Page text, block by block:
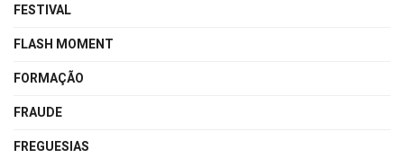
FESTIVAL
FLASH MOMENT
FORMAÇÃO
FRAUDE
FREGUESIAS